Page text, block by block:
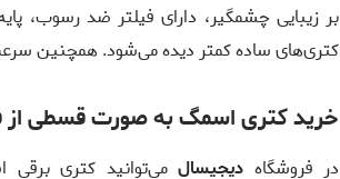
بر زیبایی چشمگیر، دارای فیلتر ضد رسوب،
کتری‌های ساده کمتر دیده می‌شود. همچنین
خرید کتری اسمگ به صورت قسطی از
در فروشگاه دیجیسال